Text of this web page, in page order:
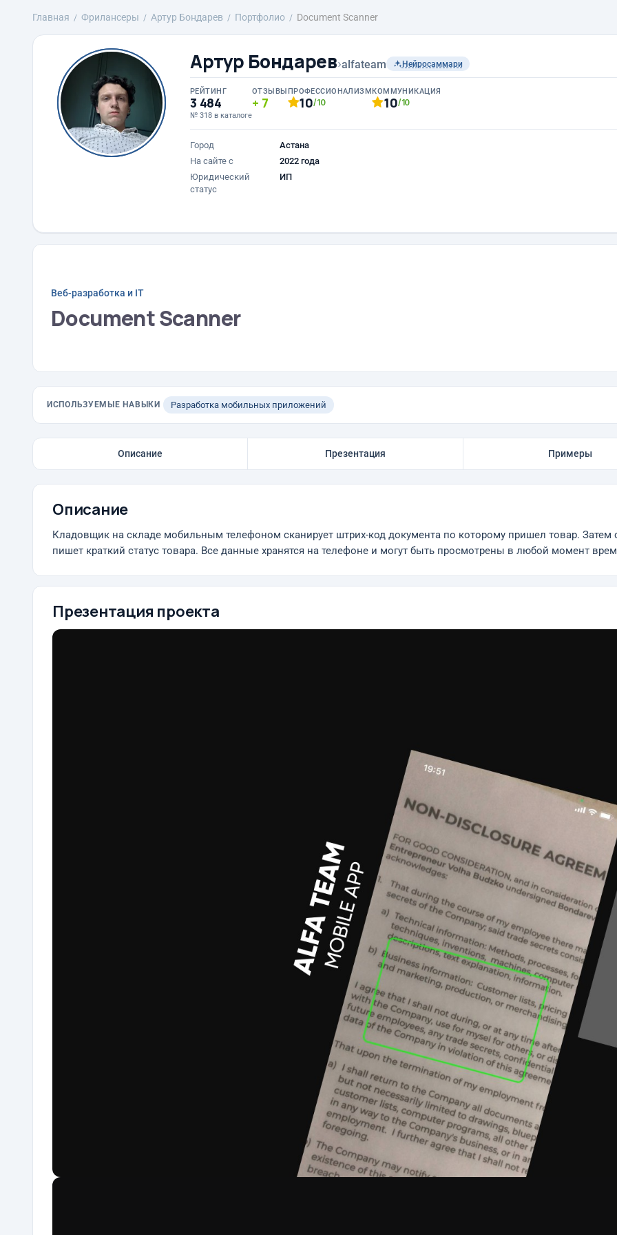
Главная Фрилансеры Артур Бондарев Портфолио Document Scanner
Артур Бондарев›alfateam Нейросаммари
РЕЙТИНГ
3 484
№ 318 в каталоге
ОТЗЫВЫ
7
ПРОФЕССИОНАЛИЗМ
10/10
КОММУНИКАЦИЯ
10/10
Город
Астана
На сайте с
2022 года
Юридический
статус
ИП
Веб-разработка и IT
Document Scanner
ИСПОЛЬЗУЕМЫЕ НАВЫКИ Разработка мобильных приложений
Описание Презентация Примеры
Описание
Кладовщик на складе мобильным телефоном сканирует штрих-код документа по которому пришел товар. Затем
пишет краткий статус товара. Все данные хранятся на телефоне и могут быть просмотрены в любой момент
Презентация проекта